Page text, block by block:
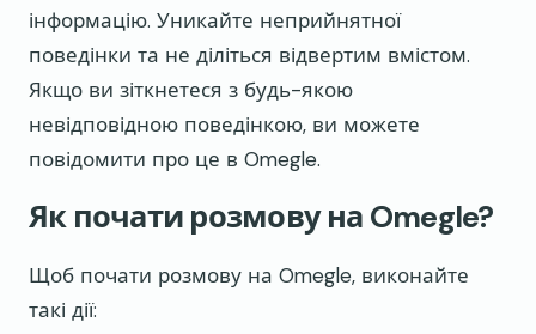
інформацію. Уникайте неприйнятної
поведінки та не діліться відвертим вмістом.
Якщо ви зіткнетеся з будь-якою
невідповідною поведінкою, ви можете
повідомити про це в Omegle.
Як почати розмову на Omegle?
Щоб почати розмову на Omegle, виконайте
такі дії: